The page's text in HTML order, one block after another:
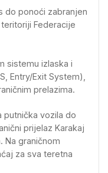
do ponoći zabranjen
Federacije
sistemu izlaska i
Entry/Exit System),
prelazima.
putnička vozila do
prijelaz Karakaj
Na graničnom
za sva teretna